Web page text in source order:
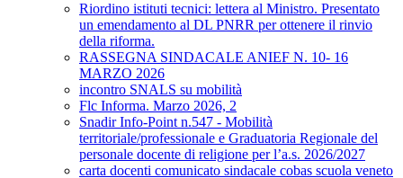
Riordino istituti tecnici: lettera al Ministro. Presentato
un emendamento al DL PNRR per ottenere il rinvio
della riforma.
RASSEGNA SINDACALE ANIEF N. 10- 16
MARZO 2026
incontro SNALS su mobilità
Flc Informa. Marzo 2026, 2
Snadir Info-Point n.547 - Mobilità
territoriale/professionale e Graduatoria Regionale del
personale docente di religione per l’a.s. 2026/2027
carta docenti comunicato sindacale cobas scuola veneto